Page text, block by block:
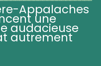
Appalaches
une
audacieuse
autrement